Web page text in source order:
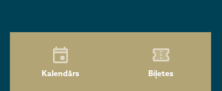
Kalendārs Biļetes